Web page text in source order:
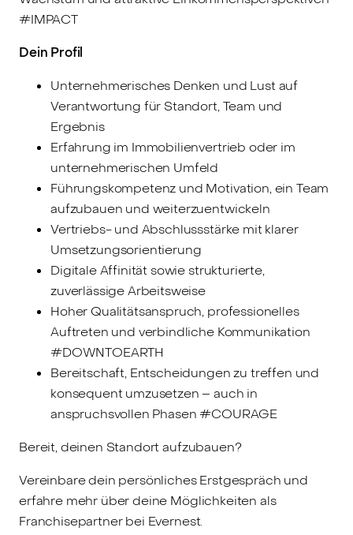
#IMPACT
Dein Profil
Unternehmerisches Denken und Lust auf
Verantwortung für Standort, Team und
Ergebnis
Erfahrung im Immobilienvertrieb oder im
unternehmerischen Umfeld
Führungskompetenz und Motivation, ein Team
aufzubauen und weiterzuentwickeln
Vertriebs- und Abschlussstärke mit klarer
Umsetzungsorientierung
Digitale Affinität sowie strukturierte,
zuverlässige Arbeitsweise
Hoher Qualitätsanspruch, professionelles
Auftreten und verbindliche Kommunikation
#DOWNTOEARTH
Bereitschaft, Entscheidungen zu treffen und
konsequent umzusetzen – auch in
anspruchsvollen Phasen #COURAGE
Bereit, deinen Standort aufzubauen?
Vereinbare dein persönliches Erstgespräch und
erfahre mehr über deine Möglichkeiten als
Franchisepartner bei Evernest.